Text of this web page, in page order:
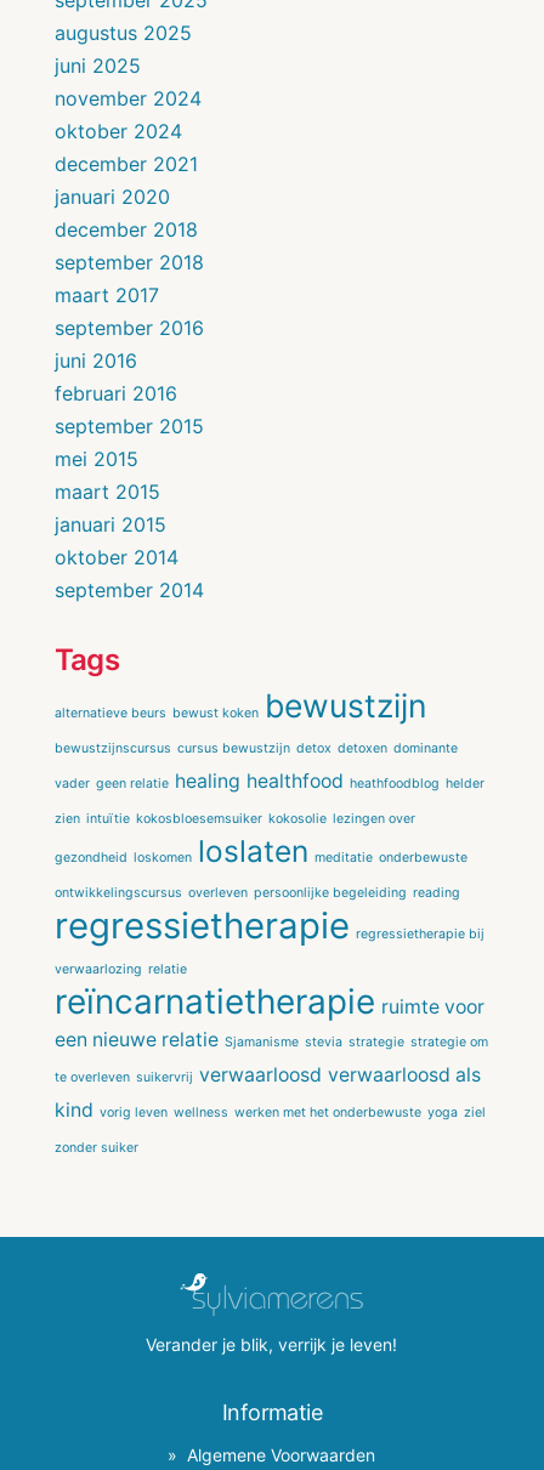
augustus 2025
juni 2025
november 2024
oktober 2024
december 2021
januari 2020
december 2018
september 2018
maart 2017
september 2016
juni 2016
februari 2016
september 2015
mei 2015
maart 2015
januari 2015
oktober 2014
september 2014
Tags
alternatieve beurs bewust koken bewustzijn
bewustzijnscursus cursus bewustzijn detox detoxen dominante
vader geen relatie healing healthfood heathfoodblog helder
zien intuïtie kokosbloesemsuiker kokosolie lezingen over
gezondheid loskomen loslaten meditatie onderbewuste
ontwikkelingscursus overleven persoonlijke begeleiding reading
regressietherapie regressietherapie bij
verwaarlozing relatie
reïncarnatietherapie ruimte voor
een nieuwe relatie Sjamanisme stevia strategie strategie om
te overleven suikervrij verwaarloosd verwaarloosd als
kind vorig leven wellness werken met het onderbewuste yoga ziel
zonder suiker
Verander je blik, verrijk je leven!
Informatie
Algemene Voorwaarden